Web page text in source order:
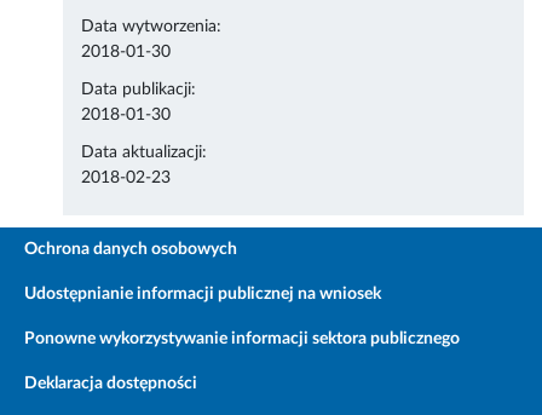
Data wytworzenia:
2018-01-30
Data publikacji:
2018-01-30
Data aktualizacji:
2018-02-23
Ochrona danych osobowych
Udostępnianie informacji publicznej na wniosek
Ponowne wykorzystywanie informacji sektora publicznego
Deklaracja dostępności